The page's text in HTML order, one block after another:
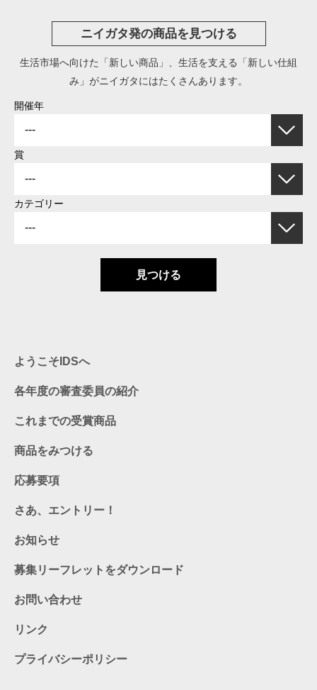
ニイガタ発の商品を見つける
生活市場へ向けた「新しい商品」、生活を支える「新しい仕組
み」がニイガタにはたくさんあります。
開催年
賞
カテゴリー
見つける
ようこそIDSへ
各年度の審査委員の紹介
これまでの受賞商品
商品をみつける
応募要項
さあ、エントリー！
お知らせ
募集リーフレットをダウンロード
お問い合わせ
リンク
プライバシーポリシー